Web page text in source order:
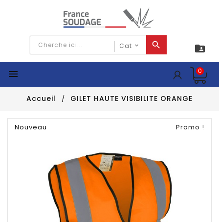

 0
Accueil GILET HAUTE VISIBILITE ORANGE
Promo !
Nouveau